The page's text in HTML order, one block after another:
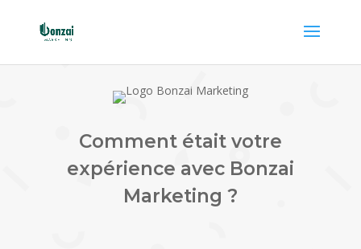
Comment était votre
expérience avec Bonzai
Marketing ?